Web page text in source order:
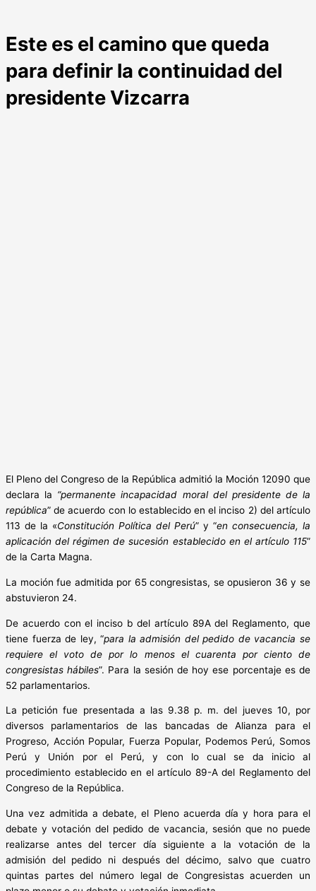
Este es el camino que queda
para definir la continuidad del
presidente Vizcarra
El Pleno del Congreso de la República admitió la Moción 12090 que
declara la “permanente incapacidad moral del presidente de la
república” de acuerdo con lo establecido en el inciso 2) del artículo
113 de la «Constitución Política del Perú” y “en consecuencia, la
aplicación del régimen de sucesión establecido en el artículo 115”
de la Carta Magna.
La moción fue admitida por 65 congresistas, se opusieron 36 y se
abstuvieron 24.
De acuerdo con el inciso b del artículo 89A del Reglamento, que
tiene fuerza de ley, “para la admisión del pedido de vacancia se
requiere el voto de por lo menos el cuarenta por ciento de
congresistas hábiles”. Para la sesión de hoy ese porcentaje es de
52 parlamentarios.
La petición fue presentada a las 9.38 p. m. del jueves 10, por
diversos parlamentarios de las bancadas de Alianza para el
Progreso, Acción Popular, Fuerza Popular, Podemos Perú, Somos
Perú y Unión por el Perú, y con lo cual se da inicio al
procedimiento establecido en el artículo 89-A del Reglamento del
Congreso de la República.
Una vez admitida a debate, el Pleno acuerda día y hora para el
debate y votación del pedido de vacancia, sesión que no puede
realizarse antes del tercer día siguiente a la votación de la
admisión del pedido ni después del décimo, salvo que cuatro
quintas partes del número legal de Congresistas acuerden un